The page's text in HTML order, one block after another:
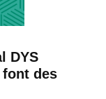
DYS
des